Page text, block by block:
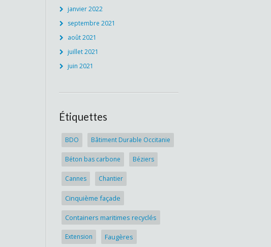
janvier 2022
septembre 2021
août 2021
juillet 2021
juin 2021
Étiquettes
BDO Bâtiment Durable Occitanie
Béton bas carbone Béziers
Cannes Chantier
Cinquième façade
Containers maritimes recyclés
Extension Faugères